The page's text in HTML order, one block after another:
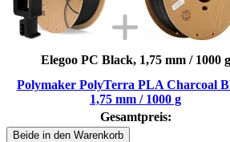
Elegoo PC Black, 1,75 mm / 1000 g
Polymaker PolyTerra PLA Charcoal
1,75 mm / 1000 g
Gesamtpreis:
Beide in den Warenkorb